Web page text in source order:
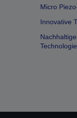
Micro
Innovative